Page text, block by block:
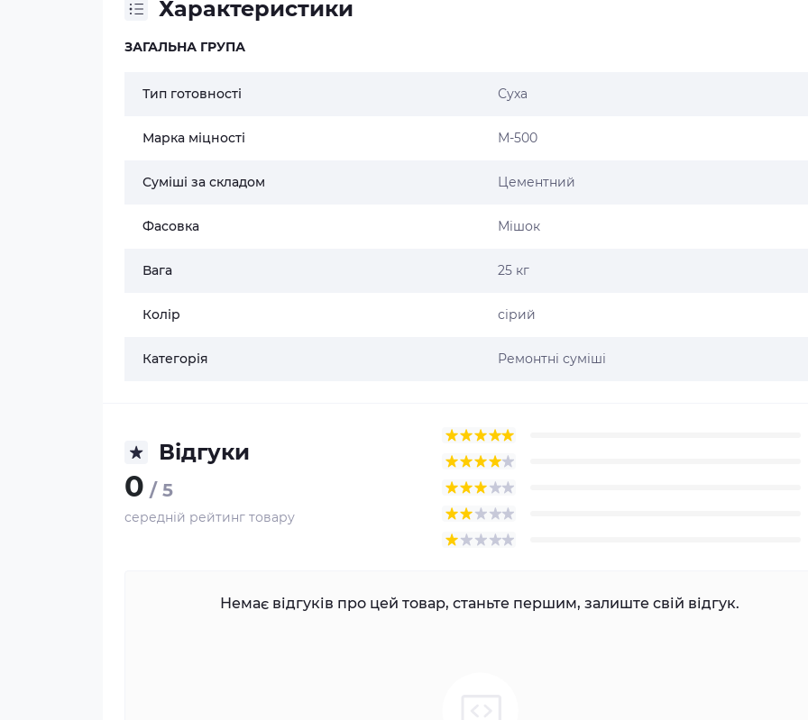
Характеристики
ЗАГАЛЬНА ГРУПА
Тип готовності Суха
Марка міцності М-500
Суміші за складом Цементний
Фасовка Мішок
Вага 25 кг
Колір сірий
Категорія Ремонтні суміші
Відгуки
0 / 5
середній рейтинг товару
Немає відгуків про цей товар, станьте першим, залиште свій відгук.